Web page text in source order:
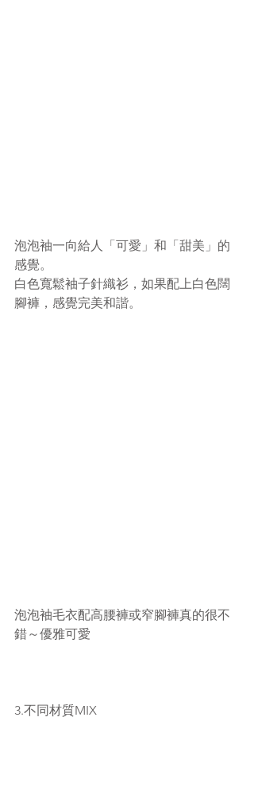
泡泡袖一向給人「可愛」和「甜美」的
感覺。
白色寬鬆袖子針織衫，如果配上白色闊
腳褲，感覺完美和諧。
泡泡袖毛衣配高腰褲或窄腳褲真的很不
錯～優雅可愛
3.不同材質MIX